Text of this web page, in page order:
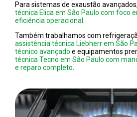
Para sistemas de exaustão
técnica Elica em São Paulo com foco
eficiência operacional
Também trabalhamos com
assistência técnica Liebherr em São
técnico avançado e equipamentos
técnica Tecno em São Paulo com
e reparo completo